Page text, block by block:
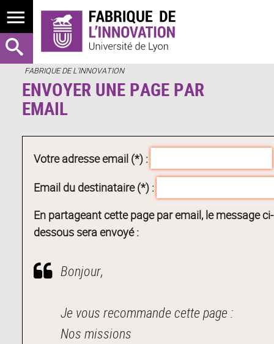
FABRIQUE DE L'INNOVATION
ENVOYER UNE PAGE PAR
EMAIL
Votre adresse email (*) :
Email du destinataire (*) :
En partageant cette page par email, le message ci-
dessous sera envoyé :
Bonjour,
Je vous recommande cette page :
Nos missions